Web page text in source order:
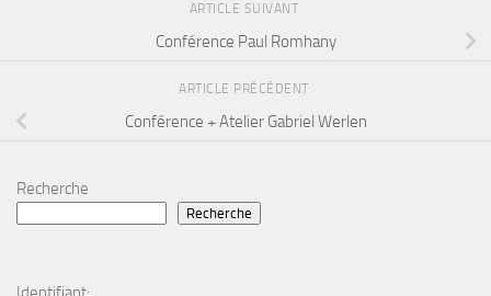
ARTICLE SUIVANT
Conférence Paul Romhany
ARTICLE PRÉCÉDENT
Conférence + Atelier Gabriel Werlen
Recherche
Recherche